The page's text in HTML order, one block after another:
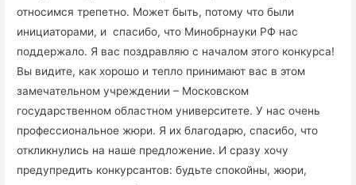
относимся трепетно. Может быть, потому что были
инициаторами, и спасибо, что Минобрнауки РФ нас
поддержало. Я вас поздравляю с началом этого конкурса!
Вы видите, как хорошо и тепло принимают вас в этом
замечательном учреждении – Московском
государственном областном университете. У нас очень
профессиональное жюри. Я их благодарю, спасибо, что
откликнулись на наше предложение. И сразу хочу
предупредить конкурсантов: будьте спокойны, жюри,